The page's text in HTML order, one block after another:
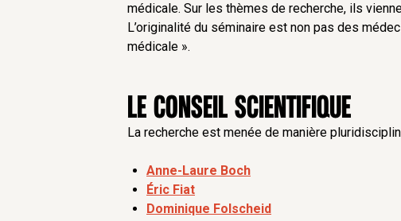
L’appel de la commission Sicard en 2012
devenue plus technicienne que
pourtant lieu de s’interroger, comme a pu
l’homme.
Les objectifs de la recherche sont de :
effectuer une analyse critique des
éthiques de la bio-économie, et de la
incommensurable et marchande
médicale. Sur les thèmes de recherche, ils
L’originalité du séminaire est non pas des
médicale ».
Le conseil scientifique
La recherche est menée de manière
Anne-Laure Boch
Éric Fiat
Dominique Folscheid